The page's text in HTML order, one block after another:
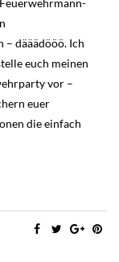
– dääädööö. Ich
euch meinen
vor –
euer
die einfach